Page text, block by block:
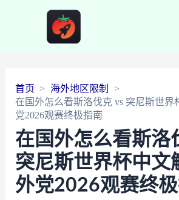
首页
海外地区限制
在国外怎么看斯洛伐克 vs 突尼斯世界
党2026观赛终极指南
在国外怎么看斯洛
突尼斯世界杯中文
外党2026观赛终